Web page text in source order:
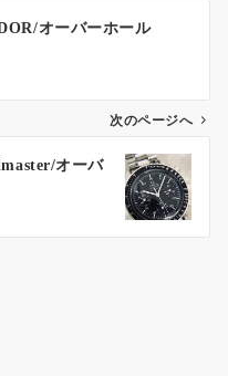
オーバーホール
次のページへ
オーバ